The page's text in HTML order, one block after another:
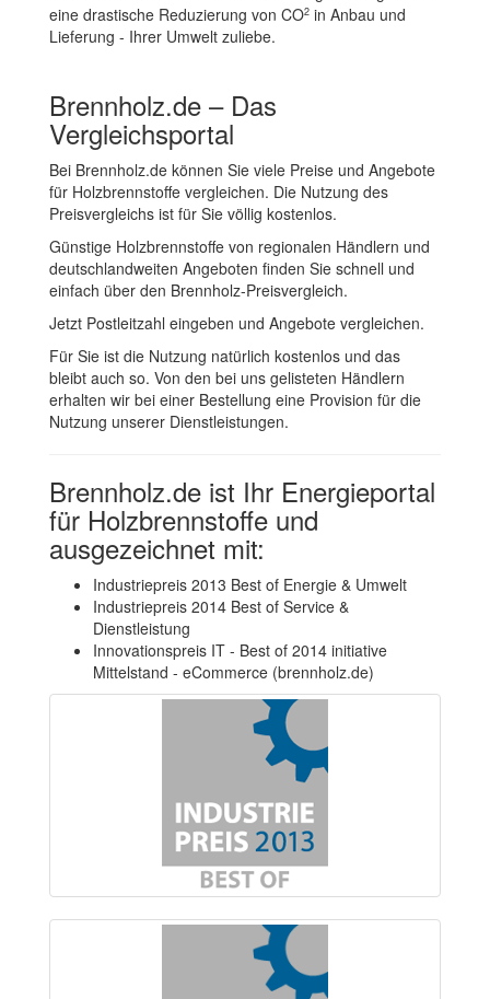
eine drastische Reduzierung von CO2 in Anbau und
Lieferung - Ihrer Umwelt zuliebe.
Brennholz.de – Das
Vergleichsportal
Bei Brennholz.de können Sie viele Preise und Angebote
für Holzbrennstoffe vergleichen. Die Nutzung des
Preisvergleichs ist für Sie völlig kostenlos.
Günstige Holzbrennstoffe von regionalen Händlern und
deutschlandweiten Angeboten finden Sie schnell und
einfach über den Brennholz-Preisvergleich.
Jetzt Postleitzahl eingeben und Angebote vergleichen.
Für Sie ist die Nutzung natürlich kostenlos und das
bleibt auch so. Von den bei uns gelisteten Händlern
erhalten wir bei einer Bestellung eine Provision für die
Nutzung unserer Dienstleistungen.
Brennholz.de ist Ihr Energieportal
für Holzbrennstoffe und
ausgezeichnet mit:
Industriepreis 2013 Best of Energie & Umwelt
Industriepreis 2014 Best of Service &
Dienstleistung
Innovationspreis IT - Best of 2014 initiative
Mittelstand - eCommerce (brennholz.de)